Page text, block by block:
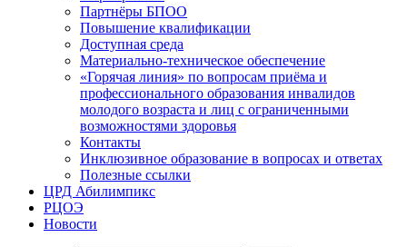
Партнёры БПОО
Повышение квалификации
Доступная среда
Материально-техническое обеспечение
«Горячая линия» по вопросам приёма и
профессионального образования инвалидов
молодого возраста и лиц с ограниченными
возможностями здоровья
Контакты
Инклюзивное образование в вопросах и ответах
Полезные ссылки
ЦРД Абилимпикс
РЦОЭ
Новости